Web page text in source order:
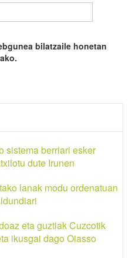
bilatzaile honetan
sistema berriari esker
dute Irunen
lanak modu ordenatuan
eta guztiak Cuzcotik
ikusgai dago Oiasso